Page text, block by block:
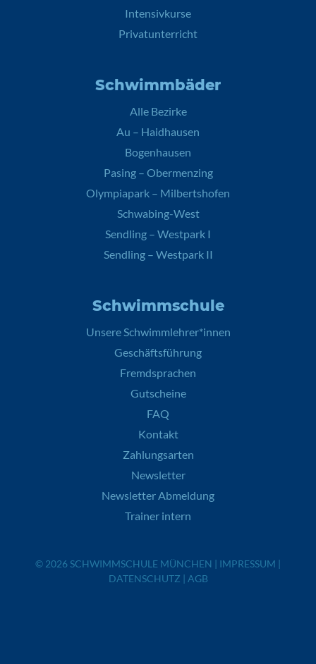
Intensivkurse
Privatunterricht
Schwimmbäder
Alle Bezirke
Au – Haidhausen
Bogenhausen
Pasing – Obermenzing
Olympiapark – Milbertshofen
Schwabing-West
Sendling – Westpark I
Sendling – Westpark II
Schwimmschule
Unsere Schwimmlehrer*innen
Geschäftsführung
Fremdsprachen
Gutscheine
FAQ
Kontakt
Zahlungsarten
Newsletter
Newsletter Abmeldung
Trainer intern
© 2026 SCHWIMMSCHULE MÜNCHEN | IMPRESSUM |
DATENSCHUTZ | AGB